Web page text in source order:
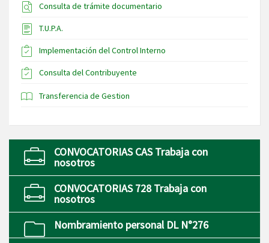
Consulta de trámite documentario
T.U.P.A.
Implementación del Control Interno
Consulta del Contribuyente
Transferencia de Gestion
CONVOCATORIAS CAS Trabaja con
nosotros
CONVOCATORIAS 728 Trabaja con
nosotros
Nombramiento personal DL N°276